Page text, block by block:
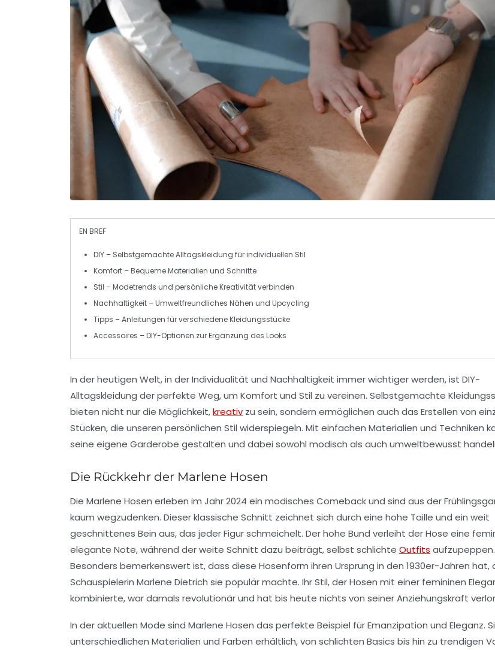
EN BREF
DIY – Selbstgemachte Alltagskleidung für individuellen Stil
Komfort – Bequeme Materialien und Schnitte
Stil – Modetrends und persönliche Kreativität verbinden
Nachhaltigkeit – Umweltfreundliches Nähen und Upcycling
Tipps – Anleitungen für verschiedene Kleidungsstücke
Accessoires – DIY-Optionen zur Ergänzung des Looks
In der heutigen Welt, in derIndividualität und Nachhaltigkeit immer wichtiger werden, ist DIY-
Alltagskleidung der perfekte Weg, um Komfort und Stil zu vereinen. Selbstgemachte
bieten nicht nur die Möglichkeit,kreativ zu sein, sondern ermöglichen auch das Erstellen von
Stücken, die unseren persönlichen Stil widerspiegeln. Mit einfachen Materialien und Techniken
seine eigene Garderobe gestalten und dabei sowohl modisch als auch umweltbewusst
Die Rückkehr der Marlene Hosen
Die Marlene Hosen erleben im Jahr 2024 ein modisches Comeback und sind aus der
kaum wegzudenken. Dieser klassische Schnitt zeichnet sich durch eine hohe Taille und ein weit
geschnittenes Bein aus, das jeder Figur schmeichelt. Der hohe Bund verleiht der Hose eine
elegante Note, während der weite Schnitt dazu beiträgt, selbst schlichte Outfits aufzupeppen.
Besonders bemerkenswert ist, dass diese Hosenform ihren Ursprung in den 1930er-Jahren hat,
Schauspielerin Marlene Dietrich sie populär machte. Ihr Stil, der Hosen mit einer femininen
kombinierte, war damals revolutionär und hat bis heute nichts von seiner Anziehungskraft
In der aktuellen Mode sind Marlene Hosen das perfekte Beispiel fürEmanzipation und Eleganz.
unterschiedlichen Materialien und Farben erhältlich, von schlichten Basics bis hin zu trendigen